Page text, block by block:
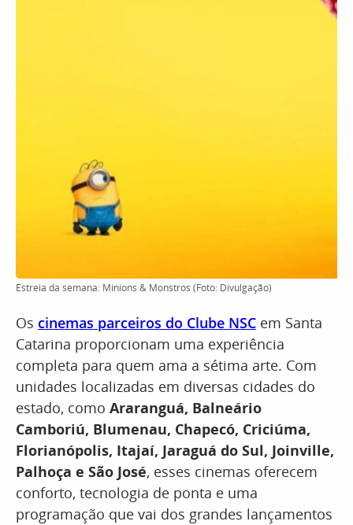
Estreia da semana: Minions & Monstros (Foto: Divulgação)
Os cinemas parceiros do Clube NSC em Santa
Catarina proporcionam uma experiência
completa para quem ama a sétima arte. Com
unidades localizadas em diversas cidades do
estado, como Araranguá, Balneário
Camboriú, Blumenau, Chapecó, Criciúma,
Florianópolis, Itajaí, Jaraguá do Sul, Joinville,
Palhoça e São José, esses cinemas oferecem
conforto, tecnologia de ponta e uma
programação que vai dos grandes lançamentos